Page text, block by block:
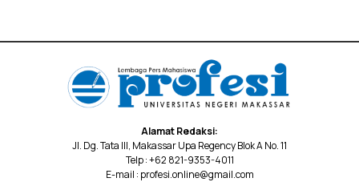
Alamat Redaksi:
Jl. Dg. Tata III, Makassar Upa Regency Blok A No. 11
Telp : +62 821-9353-4011
E-mail : profesi.online@gmail.com